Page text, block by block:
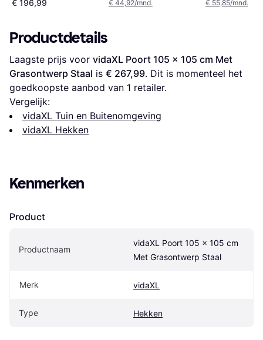
€ 196,99
€ 44,92/mnd.
€ 55,85/mnd.
Productdetails
Laagste prijs voor vidaXL Poort 105 x 105 cm Met
Grasontwerp Staal is € 267,99. Dit is momenteel het
goedkoopste aanbod van 1 retailer.
Vergelijk:
vidaXL Tuin en Buitenomgeving
vidaXL Hekken
Kenmerken
Product
Productnaam
vidaXL Poort 105 x 105 cm
Met Grasontwerp Staal
Merk vidaXL
Type Hekken